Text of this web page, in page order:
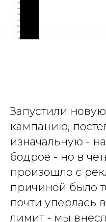
Запустили
кампанию,
изначальную -
бодрое - но в
произошло с
причиной было
почти уперлась
лимит - мы